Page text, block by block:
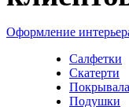
Оформление
Салфетки
Скатерти
Покрывала
Подушки